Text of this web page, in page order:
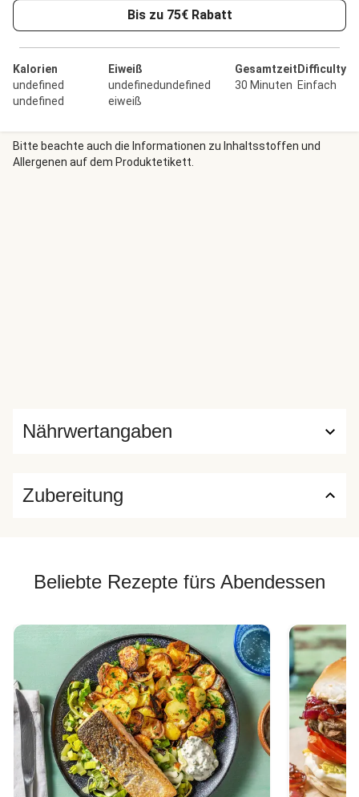
Bis zu 75€ Rabatt
Kalorien
undefined
undefined
Eiweiß
undefinedundefined
eiweiß
Gesamtzeit
30 Minuten
Difficulty
Einfach
Bitte beachte auch die Informationen zu Inhaltsstoffen und
Allergenen auf dem Produktetikett.
Nährwertangaben
Zubereitung
Beliebte Rezepte fürs Abendessen